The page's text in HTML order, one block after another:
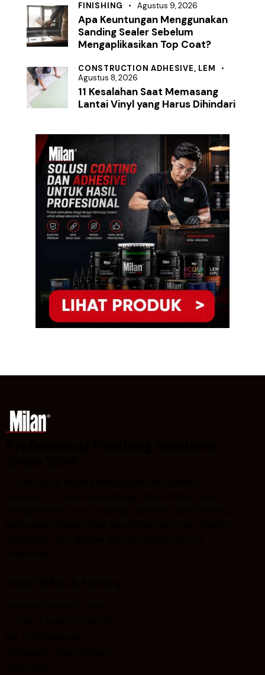
—
1. Pahami Dulu Material yang Milanians
Gunakan
— 2. Sesuaikan dengan Kebutuhan Aplikasi
—
3. Pilih Jenis Lem yang Memiliki Daya Rekat
Kuat
— 4. Pastikan Memilih Perekat Berkualitas
Rekomendasi Jenis Perekat Industri
Berkualitas untuk Berbagai Material
— 1. Milan Lem Epoxy
— 2. Milan Lem PU X
— 3. Milan PU 805
— 4. Milan Epoxy Non Glue Line
5. Milan Lem Bata Ringan
6. Milan Lem HPL
7. Milan PU 845
8. Milan Lem Vinyl
9. Milan Lem Kayu Aliphatic
FINISHING Agustus 9, 2026
Apa Keuntungan Menggunakan
Sanding Sealer Sebelum
Mengaplikasikan Top Coat?
CONSTRUCTION ADHESIVE, LEM
Agustus 8, 2026
11 Kesalahan Saat Memasang
Lantai Vinyl yang Harus Dihindari